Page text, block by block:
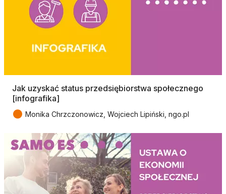
Jak uzyskać status przedsiębiorstwa społecznego
[infografika]
● Monika Chrzczonowicz, Wojciech Lipiński, ngo.pl